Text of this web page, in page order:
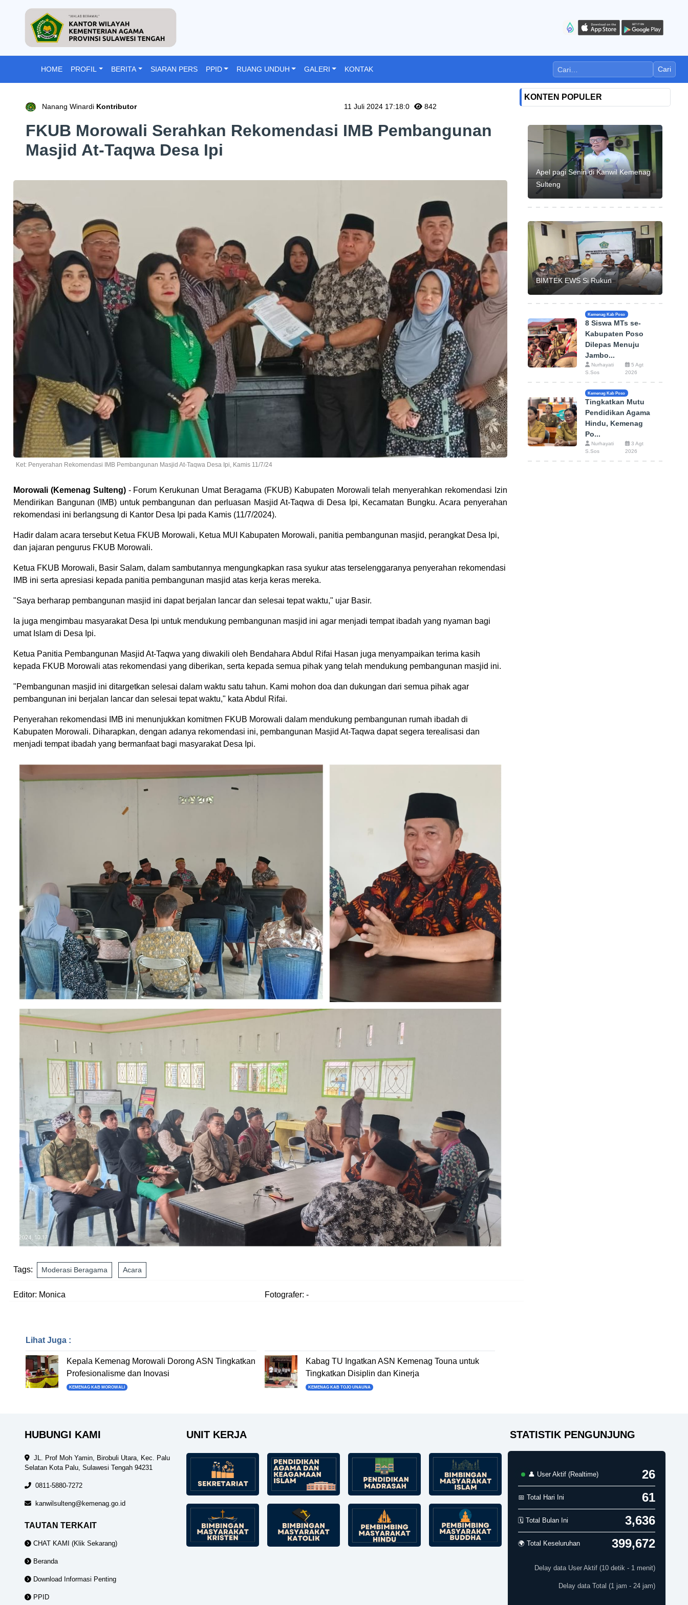
HOME PROFIL BERITA SIARAN PERS PPID RUANG UNDUH GALERI KONTAK Cari
Nanang Winardi Kontributor 11 Juli 2024 17:18:0 842
FKUB Morowali Serahkan Rekomendasi IMB Pembangunan
Masjid At-Taqwa Desa Ipi
Ket: Penyerahan Rekomendasi IMB Pembangunan Masjid At-Taqwa Desa Ipi, Kamis 11/7/24
Morowali (Kemenag Sulteng)- Forum Kerukunan Umat Beragama (FKUB) Kabupaten Morowali telah menyerahkan rekomendasi Izin
Mendirikan Bangunan (IMB) untuk pembangunan dan perluasan Masjid At-Taqwa di Desa Ipi, Kecamatan Bungku. Acara penyerahan
rekomendasi ini berlangsung di Kantor Desa Ipi pada Kamis (11/7/2024).
Hadir dalam acara tersebut Ketua FKUB Morowali, Ketua MUI Kabupaten Morowali, panitia pembangunan masjid, perangkat Desa Ipi,
dan jajaran pengurus FKUB Morowali.
Ketua FKUB Morowali, Basir Salam, dalam sambutannya mengungkapkan rasa syukur atas terselenggaranya penyerahan rekomendasi
IMB ini serta apresiasi kepada panitia pembangunan masjid atas kerja keras mereka.
"Saya berharap pembangunan masjid ini dapat berjalan lancar dan selesai tepat waktu," ujar Basir.
Ia juga mengimbau masyarakat Desa Ipi untuk mendukung pembangunan masjid ini agar menjadi tempat ibadah yang nyaman bagi
umat Islam di Desa Ipi.
Ketua Panitia Pembangunan Masjid At-Taqwa yang diwakili oleh Bendahara Abdul Rifai Hasan juga menyampaikan terima kasih
kepada FKUB Morowali atas rekomendasi yang diberikan, serta kepada semua pihak yang telah mendukung pembangunan masjid ini.
"Pembangunan masjid ini ditargetkan selesai dalam waktu satu tahun. Kami mohon doa dan dukungan dari semua pihak agar
pembangunan ini berjalan lancar dan selesai tepat waktu," kata Abdul Rifai.
Penyerahan rekomendasi IMB ini menunjukkan komitmen FKUB Morowali dalam mendukung pembangunan rumah ibadah di
Kabupaten Morowali. Diharapkan, dengan adanya rekomendasi ini, pembangunan Masjid At-Taqwa dapat segera terealisasi dan
menjadi tempat ibadah yang bermanfaat bagi masyarakat Desa Ipi.
Tags: Moderasi Beragama Acara
Editor: Monica Fotografer: -
Lihat Juga :
Kepala Kemenag Morowali Dorong ASN Tingkatkan
Profesionalisme dan Inovasi
KEMENAG KAB MOROWALI
Kabag TU Ingatkan ASN Kemenag Touna untuk
Tingkatkan Disiplin dan Kinerja
KEMENAG KAB TOJO UNAUNA
KONTEN POPULER
Apel pagi Senin di Kanwil Kemenag
Sulteng
BIMTEK EWS Si Rukun
Kemenag Kab Poso
8 Siswa MTs se-
Kabupaten Poso
Dilepas Menuju
Jambo...
Nurhayati
S.Sos
5 Agt
2026
Kemenag Kab Poso
Tingkatkan Mutu
Pendidikan Agama
Hindu, Kemenag
Po...
Nurhayati
S.Sos
3 Agt
2026
HUBUNGI KAMI
JL. Prof Moh Yamin, Birobuli Utara, Kec. Palu
Selatan Kota Palu, Sulawesi Tengah 94231
0811-5880-7272
kanwilsulteng@kemenag.go.id
TAUTAN TERKAIT
CHAT KAMI (Klik Sekarang)
Beranda
Download Informasi Penting
PPID
UNIT KERJA STATISTIK PENGUNJUNG
👤 User Aktif (Realtime) 26
📅 Total Hari Ini 61
🗓️ Total Bulan Ini 3,636
🌍 Total Keseluruhan 399,672
Delay data User Aktif (10 detik - 1 menit)
Delay data Total (1 jam - 24 jam)